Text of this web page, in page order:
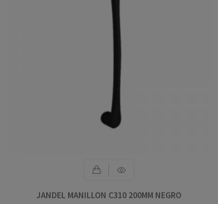
JANDEL MANILLON C310 200MM NEGRO